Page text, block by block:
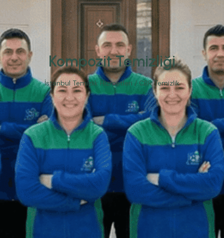
Kompozit Temizliği
İstanbul Temizlik Hizmetleri / CBR Temizlik